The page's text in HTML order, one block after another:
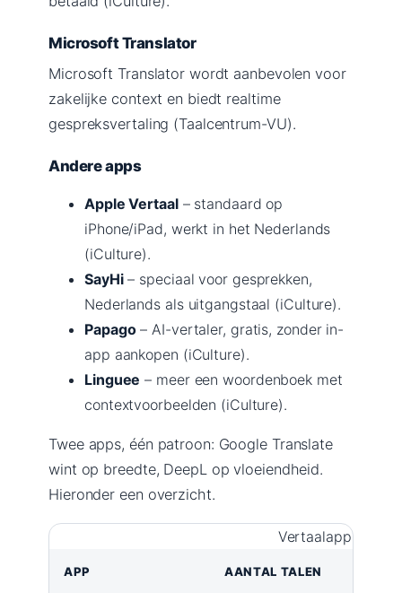
Microsoft Translator
Microsoft Translator wordt aanbevolen voor
zakelijke context en biedt realtime
gespreksvertaling (Taalcentrum-VU).
Andere apps
Apple Vertaal– standaard op
iPhone/iPad, werkt in het Nederlands
(iCulture).
SayHi– speciaal voor gesprekken,
Nederlands als uitgangstaal (iCulture).
Papago– AI-vertaler, gratis, zonder in-
app aankopen (iCulture).
Linguee – meer een woordenboek met
contextvoorbeelden (iCulture).
Twee apps, één patroon: Google Translate
wint op breedte, DeepL op vloeiendheid.
Hieronder een overzicht.
Vertaalapps
APP AANTAL TALEN